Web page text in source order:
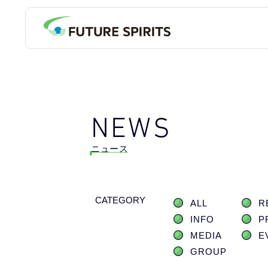
NEWS
ニュース
CATEGORY ALL
INFO
MEDIA
GROUP